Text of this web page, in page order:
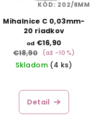
Mihalnice C 0,03mm-
20 riadkov
od €16,90
€18,90
(až –10 %)
Skladom (4 ks)
Detail
KÓD: 202/8MM